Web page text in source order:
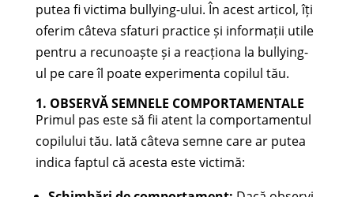
putea fi victima bullying-ului. În acest articol, îți
oferim câteva sfaturi practice și informații utile
pentru a recunoaște și a reacționa la bullying-
ul pe care îl poate experimenta copilul tău.
1. OBSERVĂ SEMNELE COMPORTAMENTALE
Primul pas este să fii atent la comportamentul
copilului tău. Iată câteva semne care ar putea
indica faptul că acesta este victimă: